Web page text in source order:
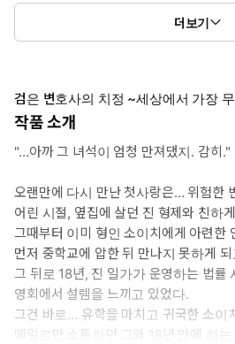
4권: 23화 ~ 30화
더보기
검은 변호사의 치정 ~세상에서 가장
작품 소개
"…아까 그 녀석이 엄청 만져댔지. 감히."
오랜만에 다시 만난 첫사랑은… 위험한
어린 시절, 옆집에 살던 진 형제와 친하
그때부터 이미 형인 소이치에게 아련한
먼저 중학교에 압한 뒤 만나지 못하게
그 뒤로 18년, 진 일가가 운영하는 법률
영회에서 설렘을 느끼고 있었다.
그건 바로… 유학을 마치고 귀국한 소이
메일로만 소통하던 그와 18년 만에 하는